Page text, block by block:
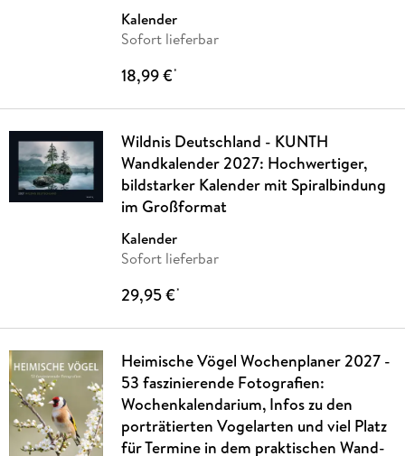
Kalender
Sofort lieferbar
18,99 €*
Wildnis Deutschland - KUNTH
Wandkalender 2027: Hochwertiger,
bildstarker Kalender mit Spiralbindung
im Großformat
Kalender
Sofort lieferbar
29,95 €*
Heimische Vögel Wochenplaner 2027 -
53 faszinierende Fotografien:
Wochenkalendarium, Infos zu den
porträtierten Vogelarten und viel Platz
für Termine in dem praktischen Wand-